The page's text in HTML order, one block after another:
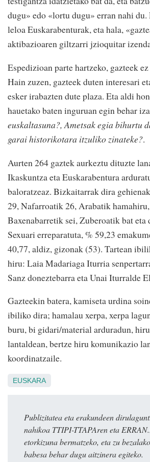
dugu» edo «lortu dugu» erran nahi
leloa Euskarabenturak, eta hala,
aktibazioaren giltzarri jzioquitar
Espedizioan parte hartzeko, gazteek
Hain zuzen, gazteek duten interesari
esker irabazten dute plaza. Eta aldi
hauetako baten inguruan egin behar
euskaltasuna?, Ametsak egia bihurtu
garai historikotara itzuliko zinateke?.
Aurten 264 gaztek aurkeztu dituzte
Ikaskuntza eta Euskarabentura
baloratzeaz. Bizkaitarrak dira
29, Nafarroatik 26, Arabatik
Baxenabarretik sei, Zuberoatik bat eta
Sexuari erreparatuta, % 59,23
40,77, aldiz, gizonak (53). Tartean
hiru: Laia Madariaga Iturria
Sanz doneztebarra eta Unai Iturralde
Gazteekin batera, kamiseta urdina
ibiliko dira; hamalau xerpa, xerpa
buru, bi gidari/material arduradun,
lantaldean, bertze hiru komunikazio
koordinatzaile.
EUSKARA
Publizitatea eta erakundeen
nahikoa TTIPI-TTAPAren eta
etorkizuna bermatzeko, eta zu
babesa behar dugu aitzinera egiteko.